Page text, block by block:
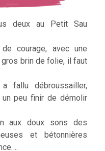
deux au Petit Sau
courage, avec une
gros brin de folie, il faut
fallu débroussailler,
un peu finir de démolir
aux doux sons des
et bétonnières